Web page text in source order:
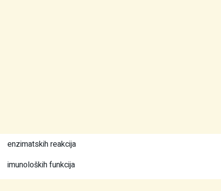
enzimatskih reakcija
imunoloških funkcija